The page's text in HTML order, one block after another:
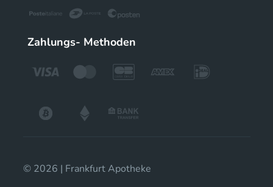
Zahlungs- Methoden
© 2026 | Frankfurt Apotheke